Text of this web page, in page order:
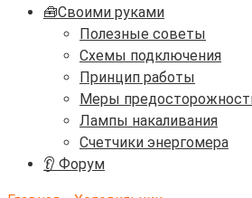
🧰Своими руками
Полезные советы
Схемы подключения
Принцип работы
Меры
Лампы накаливания
Счетчики энергомера
👂 Форум